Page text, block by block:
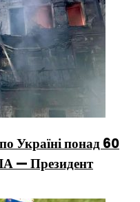
Україні понад 60
— Президент